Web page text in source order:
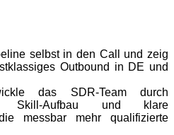
selbst in den Call und zeig
Outbound in DE und
das SDR-Team durch
Skill-Aufbau und klare
messbar mehr qualifizierte